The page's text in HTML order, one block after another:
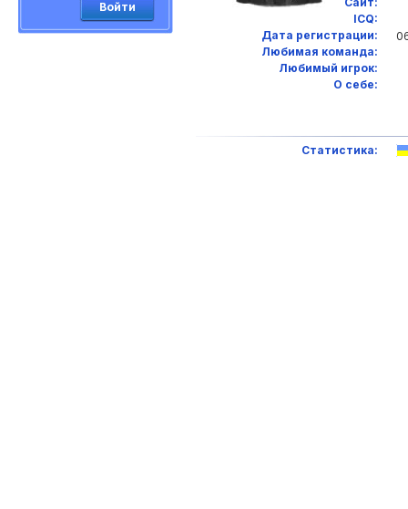
Войти
ICQ:
Дата регистрации:
Любимая команда:
Любимый игрок:
О себе:
Статистика: